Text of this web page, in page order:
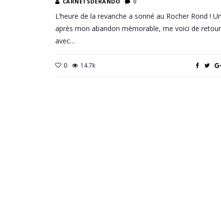
L’heure de la revanche a sonné au Rocher Rond !
après mon abandon mémorable, me voici de retour
avec…
0 14.7k